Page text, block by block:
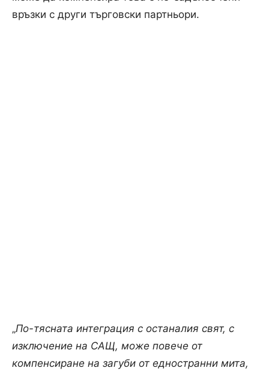
връзки с други търговски партньори.
„По-тясната интеграция с останалия свят, с
изключение на САЩ, може повече от
компенсиране на загуби от едностранни мита,